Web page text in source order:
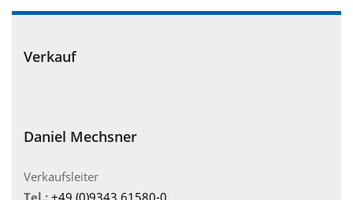
Verkauf
Daniel Mechsner
Verkaufsleiter
Tel.: +49 (0)9343 61580-0